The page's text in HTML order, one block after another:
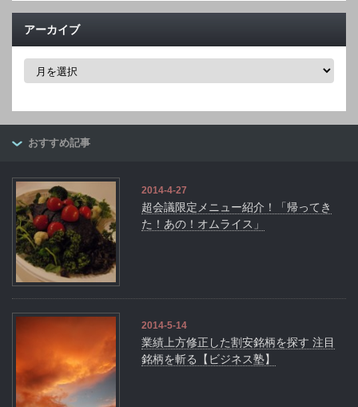
アーカイブ
ブ
おすすめ記事
2014-4-27
超会議限定メニュー紹介！「帰ってき
た！あの！オムライス」
2014-5-14
業績上方修正した割安銘柄を探す 注目
銘柄を斬る【ビジネス塾】